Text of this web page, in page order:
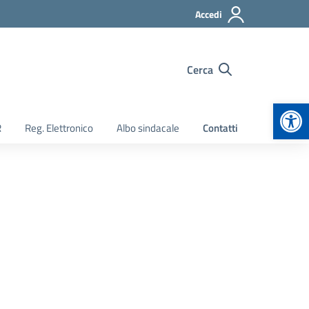
Accedi
Cerca
Reg. Elettronico Albo sindacale Contatti